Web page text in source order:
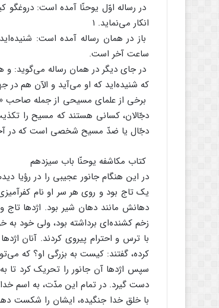
در رساله اوّل یوحنّا آمده ‌است:
انکار می‌نماید. ۱
باز در همان رساله آمده ‌است:
ساعت آخر است.
در جای دیگر در همان رساله می‌گوید:
که شنیده‌اید که او می‌آید و الآن هم در
برخی از علمای مسیحی از جمله صاحب
دجّالان، کسانی هستند که مسیح را
دجّال یا ضدّ مسیح شخصی است که در
کتاب مکاشفه یوحنّا باب سیزدهم
در این هنگام جانور عجیبی را در رؤیا
یک تاج بود و روی هر سر او نام
دهانش مانند دهان شیر بود. اژدها
زخم کشنده‌ای برداشته بود، ولی خود به
با ترس و احترام پیروی کردند. آنان
کرده، گفتند: کیست به بزرگی او؟ که
سپس اژدها آن جانور را تحریک کرد تا به
دست گیرد. در تمام این مدّت، به اسم
با خلق خدا جنگیده، ایشان را شکست دهد